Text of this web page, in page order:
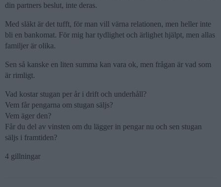
din partners beslut, inte deras.
Med släkt är det tufft, för man vill värna relationen, men heller inte
bli en bankomat. För mig har tydlighet och ärlighet hjälpt, men allas
familjer är olika.
Sen så kanske en liten summa kan vara ok, men frågan är vad som
är rimligt.
Vad kostar stugan per år i drift och underhåll?
Vem får pengarna om stugan säljs?
Vem äger den?
Får du del av vinsten om du lägger in pengar nu och sen stugan
säljs i framtiden?
4 gillningar